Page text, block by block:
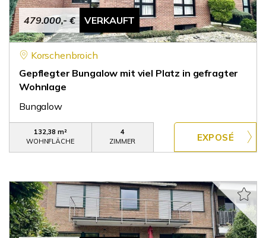
479.000,- € VERKAUFT
Korschenbroich
Gepflegter Bungalow mit viel Platz in gefragter
Wohnlage
Bungalow
132,38 m²
WOHNFLÄCHE
4
ZIMMER